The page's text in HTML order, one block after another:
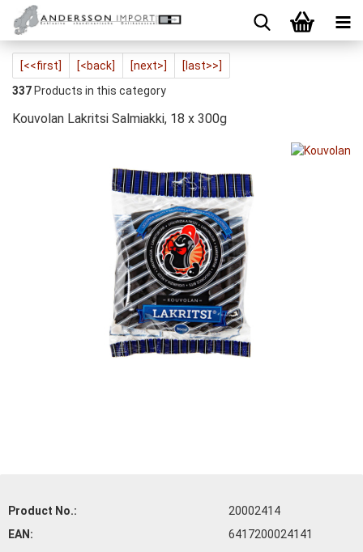
[<<first] [<back] [next>]
[last>>]
337 Products in this category
Kouvolan Lakritsi Salmiakki, 18 x 300g
Product No.:
20002414
EAN:
6417200024141